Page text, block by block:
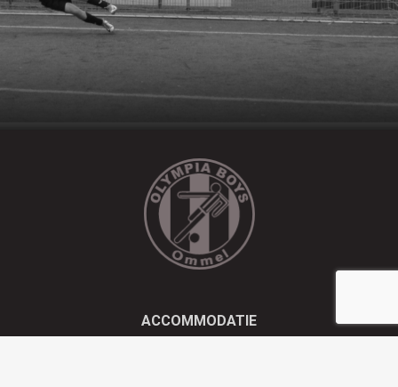
ACCOMMODATIE